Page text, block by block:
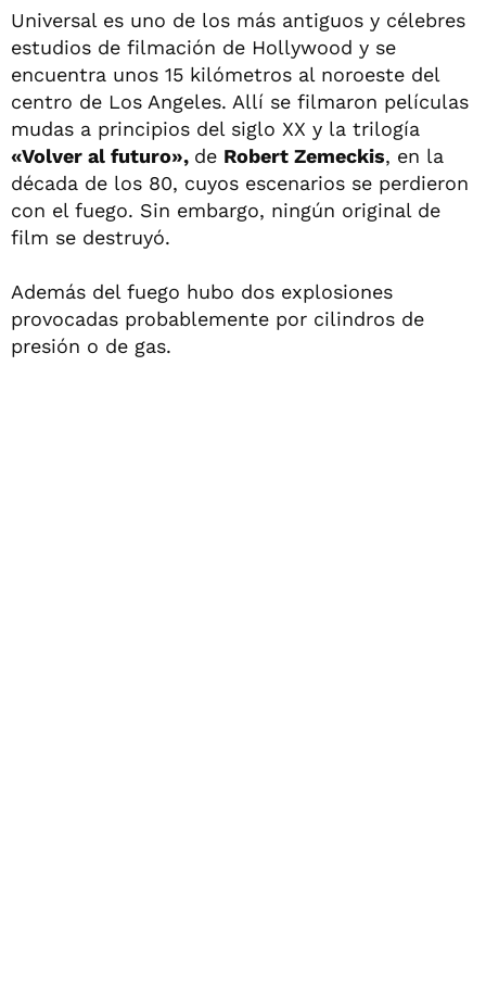
Universal es uno de los más antiguos y célebres
estudios de filmación de Hollywood y se
encuentra unos 15 kilómetros al noroeste del
centro de Los Angeles. Allí se filmaron películas
mudas a principios del siglo XX y la trilogía
«Volver al futuro», de Robert Zemeckis, en la
década de los 80, cuyos escenarios se perdieron
con el fuego. Sin embargo, ningún original de
film se destruyó.
Además del fuego hubo dos explosiones
provocadas probablemente por cilindros de
presión o de gas.